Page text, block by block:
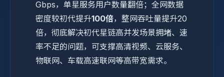
Gbps，单星服务用户数量翻倍；全网数据
密度较初代提升100倍，整网吞吐量提升20
倍，彻底解决初代星链高并发场景拥堵、速
率不足的问题，可支撑高清视频、云服务、
物联网、车载高速联网等高带宽需求。